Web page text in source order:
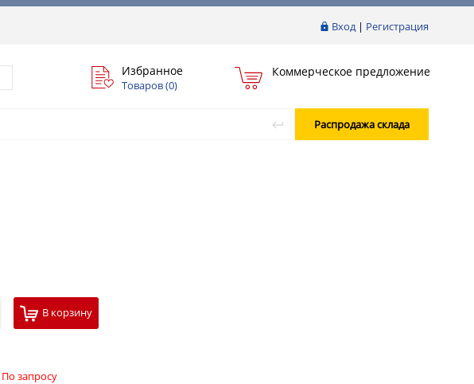
Вход| Регистрация
Избранное
Товаров (0)
Коммерческое предложение
Распродажа склада
В корзину
По запросу